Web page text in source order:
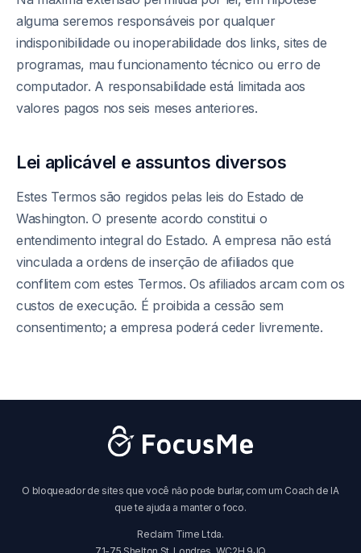
alguma seremos responsáveis por qualquer
indisponibilidade ou inoperabilidade dos links, sites de
programas, mau funcionamento técnico ou erro de
computador. A responsabilidade está limitada aos
valores pagos nos seis meses anteriores.
Lei aplicável e assuntos diversos
Estes Termos são regidos pelas leis do Estado de
Washington. O presente acordo constitui o
entendimento integral do Estado. A empresa não está
vinculada a ordens de inserção de afiliados que
conflitem com estes Termos. Os afiliados arcam com os
custos de execução. É proibida a cessão sem
consentimento; a empresa poderá ceder livremente.
O bloqueador de sites que você não pode burlar, com um Coach de IA
que te ajuda a manter o foco.
Reclaim Time Ltda.